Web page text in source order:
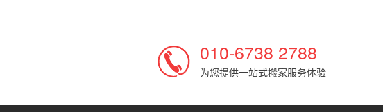
010-6738 2788
为您提供一站式搬家服务体验